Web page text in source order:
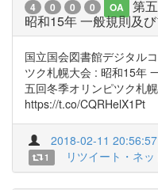
4 0 0 0 OA
第
昭和15年 一般規則及
国立国会図書館デジタル
ツク札幌大会 : 昭和15年
五回冬季オリンピツク札
https://t.co/CQRHelX1Pt
2018-02-11 20:56:57
1 リツイート・ネ